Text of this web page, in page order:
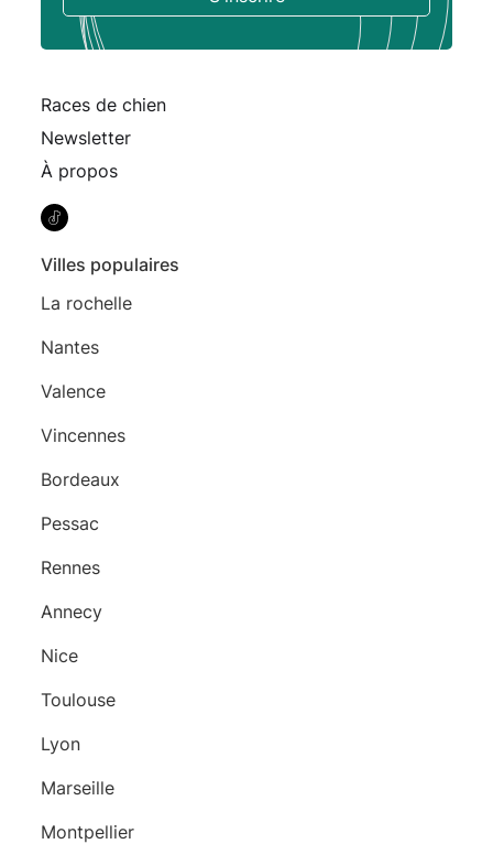
Races de chien
Newsletter
À propos
Villes populaires
La rochelle
Nantes
Valence
Vincennes
Bordeaux
Pessac
Rennes
Annecy
Nice
Toulouse
Lyon
Marseille
Montpellier